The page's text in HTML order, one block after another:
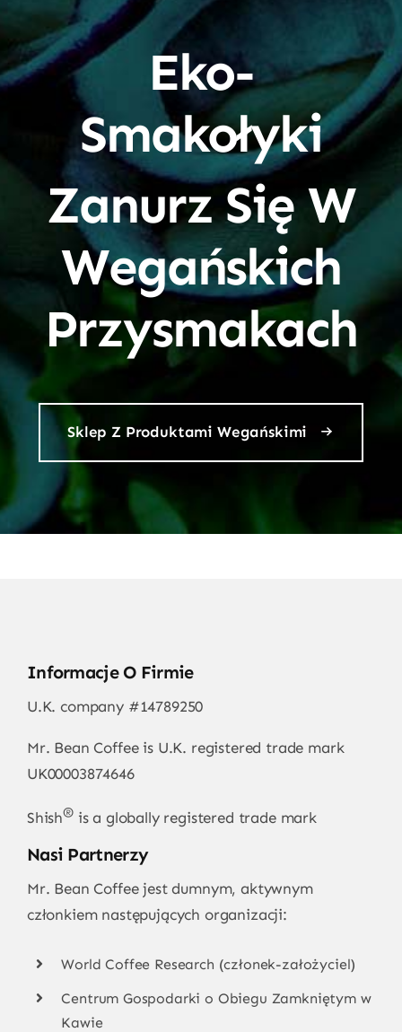
Eko-
Smakołyki
Zanurz Się W
Wegańskich
Przysmakach
Sklep Z Produktami Wegańskimi
Informacje O Firmie
U.K. company #14789250
Mr. Bean Coffee is U.K. registered trade mark
UK00003874646
Shish®is a globally registered trade mark
Nasi Partnerzy
Mr. Bean Coffee jest dumnym, aktywnym
członkiem następujących organizacji:
World Coffee Research (członek-założyciel)
Centrum Gospodarki o Obiegu Zamkniętym w
Kawie